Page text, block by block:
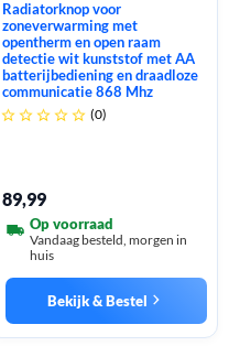
Radiatorknop voor
zoneverwarming met
opentherm en open raam
detectie wit kunststof met AA
batterijbediening en draadloze
communicatie 868 Mhz
     (0)
89,99
Op voorraad
Vandaag besteld, morgen in
huis
Bekijk & Bestel